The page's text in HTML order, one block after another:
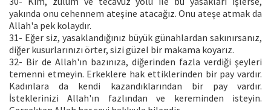
yakında onu cehennem ateşine atacağız. Onu ateşe atmak da
Allah'a pek kolaydır.
31- Eğer siz, yasaklandığınız büyük günahlardan sakınırsanız,
diğer kusurlarınızı örter, sizi güzel bir makama koyarız.
32- Bir de Allah'ın bazınıza, diğerinden fazla verdiği şeyleri
temenni etmeyin. Erkeklere hak ettiklerinden bir pay vardır.
Kadınlara da kendi kazandıklarından bir pay vardır.
İsteklerinizi Allah'ın fazlından ve kereminden isteyin.